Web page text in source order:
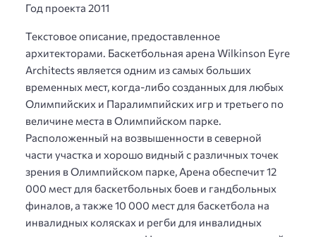
Год проекта 2011
Текстовое описание, предоставленное
архитекторами. Баскетбольная арена Wilkinson Eyre
Architects является одним из самых больших
временных мест, когда-либо созданных для любых
Олимпийских и Паралимпийских игр и третьего по
величине места в Олимпийском парке.
Расположенный на возвышенности в северной
части участка и хорошо видный с различных точек
зрения в Олимпийском парке, Арена обеспечит 12
000 мест для баскетбольных боев и гандбольных
финалов, а также 10 000 мест для баскетбола на
инвалидных колясках и регби для инвалидных